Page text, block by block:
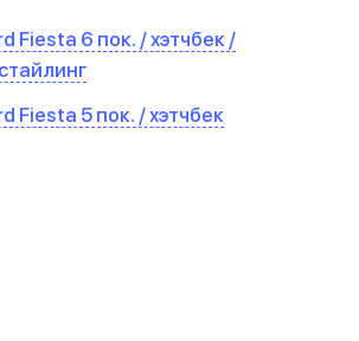
Fiesta 6 пок. / хэтчбек /
Fiesta 5 пок. / хэтчбек